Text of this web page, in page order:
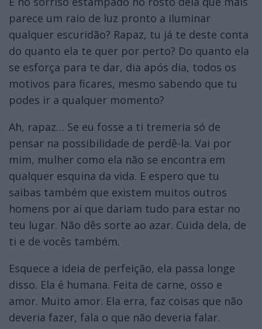
parece um raio de luz pronto a iluminar
qualquer escuridão? Rapaz, tu já te deste conta
do quanto ela te quer por perto? Do quanto ela
se esforça para te dar, dia após dia, todos os
motivos para ficares, mesmo sabendo que tu
podes ir a qualquer momento?
Ah, rapaz… Se eu fosse a ti tremeria só de
pensar na possibilidade de perdê-la. Vai por
mim, mulher como ela não se encontra em
qualquer esquina da vida. E espero que tu
saibas também que existem muitos outros
homens por aí que dariam tudo para estar no
teu lugar. Não dês sorte ao azar. Cuida dela, de
ti e de vocês também.
Esquece a ideia de perfeição, ela passa longe
disso. Ela é humana. Feita de carne, osso e
amor. Muito amor. Ela erra, faz coisas que não
deveria fazer, fala o que não deveria falar.